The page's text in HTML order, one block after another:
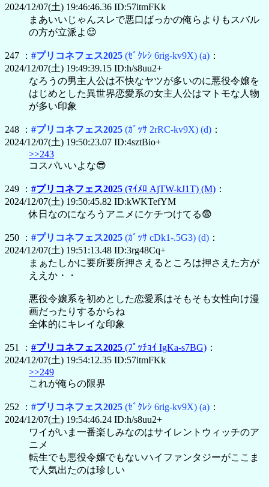
2024/12/07(土) 19:46:46.36 ID:57itmFKk
まあいいじゃんスレで悪口ばっかの俺らよりもスバル
の方が立派よ😌
247 ： #プリコネフェス2025 (ｾﾞｸﾚｼ 6rig-kv9X) (a) ：
2024/12/07(土) 19:49:39.15 ID:h/s8uu2+
なろうの男主人公は不快なヤツが多いのに悪役令嬢を
はじめとした異世界恋愛系の女主人公はマトモな人物
が多い印象
248 ： #プリコネフェス2025 (ｶﾞｯｻ 2rRC-kv9X) (d) ：
2024/12/07(土) 19:50:23.07 ID:4sztBio+
>>243
コスパいいよな😎
249 ： #プリコネフェス2025 (ﾏｲﾒﾛ AjTW-kJ1T) (M) ：
2024/12/07(土) 19:50:45.82 ID:kWKTefYM
休日なのになろうアニメにケチつけてる😨
250 ： #プリコネフェス2025 (ｶﾞｯｻ cDk1-.5G3) (d) ：
2024/12/07(土) 19:51:13.48 ID:3rg48Cq+
まぁたしかに要所要所押さえるところは押さえた方が
ええか・・
悪役令嬢系を初めとした恋愛系はそもそも女性向け漫
画だったりするからね
全体的にキレイな印象
251 ： #プリコネフェス2025 (ﾌﾟｯﾁｮｲ IgKa-s7BG) ：
2024/12/07(土) 19:54:12.35 ID:57itmFKk
>>249
これが俺らの限界
252 ： #プリコネフェス2025 (ｾﾞｸﾚｼ 6rig-kv9X) (a) ：
2024/12/07(土) 19:54:46.24 ID:h/s8uu2+
ワイがいま一番楽しみなのはサイレントウィッチのア
ニメ
転生でも悪役令嬢でもないハイファンタジーがここま
で人気出たのは珍しい